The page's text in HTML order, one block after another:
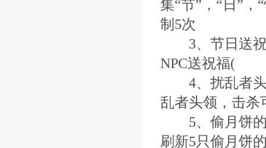
集“节”，“日”，
制5次
3、节日送祝
NPC送祝福(
4、扰乱者头
乱者头领，击杀
5、偷月饼的
刷新5只偷月饼